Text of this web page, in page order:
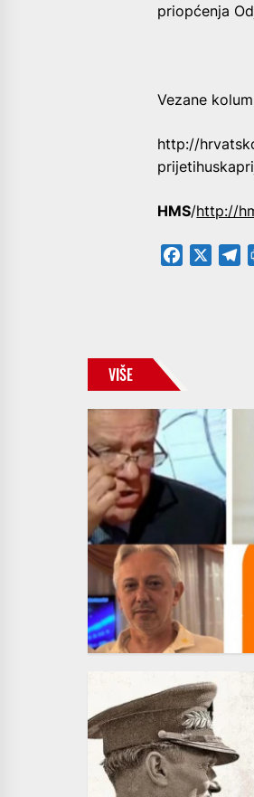
priopćenja
Vezane
http://
HMS/http://
Facebook
VIŠE